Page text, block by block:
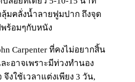
มคลั่งน้ำลายฟูมปาก ถึงจุด
ร้อมๆกับหนัง
Carpenter ที่คงไม่อยากสิ้น
ะอาจเพราะมีท่วงทำนอง
งใช้เวลาแต่งเพียง 3 วัน,